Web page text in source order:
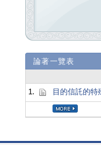
論著一覽表
1.
目的信託的特